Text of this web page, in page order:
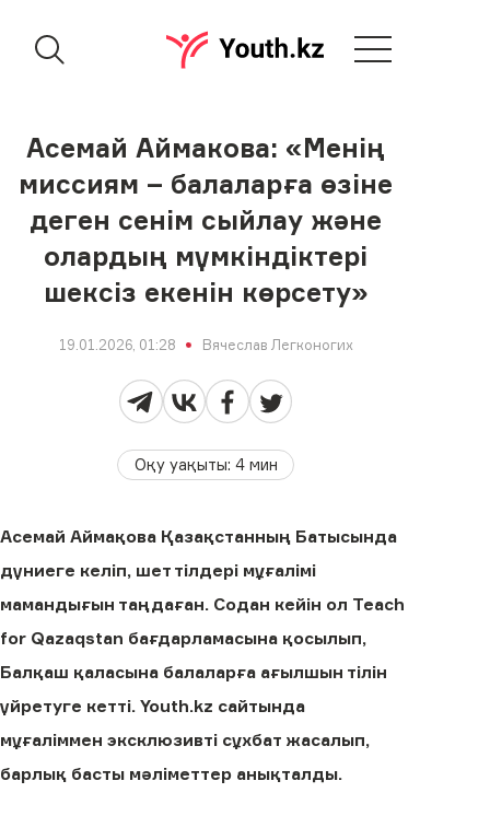
Асемай Аймакова: «Менің
миссиям – балаларға өзіне
деген сенім сыйлау және
олардың мүмкіндіктері
шексіз екенін көрсету»
19.01.2026, 01:28 Вячеслав Легконогих
Оқу уақыты: 4мин
Асемай Аймақова Қазақстанның Батысында
дүниеге келіп, шет тілдері мұғалімі
мамандығын таңдаған. Содан кейін ол Teach
for Qazaqstan бағдарламасына қосылып,
Балқаш қаласына балаларға ағылшын тілін
үйретуге кетті. Youth.kz сайтында
мұғаліммен эксклюзивті сұхбат жасалып,
барлық басты мәліметтер анықталды.